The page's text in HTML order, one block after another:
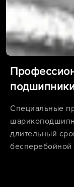
Специальные
длительный
бесперебойной